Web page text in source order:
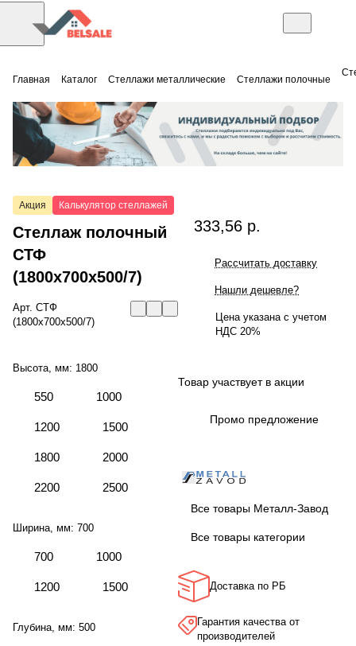
Главная Каталог Стеллажи металлические Стеллажи полочные
Акция Калькулятор стеллажей
Стеллаж полочный
СТФ
(1800x700x500/7)
Арт. СТФ
(1800x700x500/7)
Высота, мм: 1800
550 1000
1200 1500
1800 2000
2200 2500
Ширина, мм: 700
700 1000
1200 1500
Глубина, мм: 500
333,56 р.
Рассчитать доставку
Нашли дешевле?
Цена указана с учетом
НДС 20%
Товар участвует в акции
Промо предложение
Все товары Металл-Завод
Все товары категории
Доставка по РБ
Гарантия качества от
производителей